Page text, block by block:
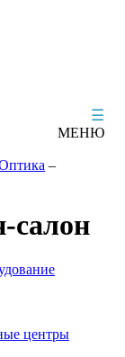
☰
МЕНЮ
–
салон
центры